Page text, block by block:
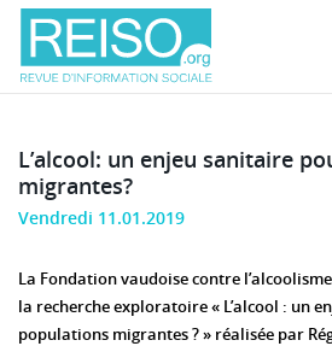
L’alcool: un enjeu sanitaire
migrantes?
Vendredi 11.01.2019
La Fondation vaudoise contre
la recherche exploratoire « L’alcool : un
populations migrantes ? » réalisée par